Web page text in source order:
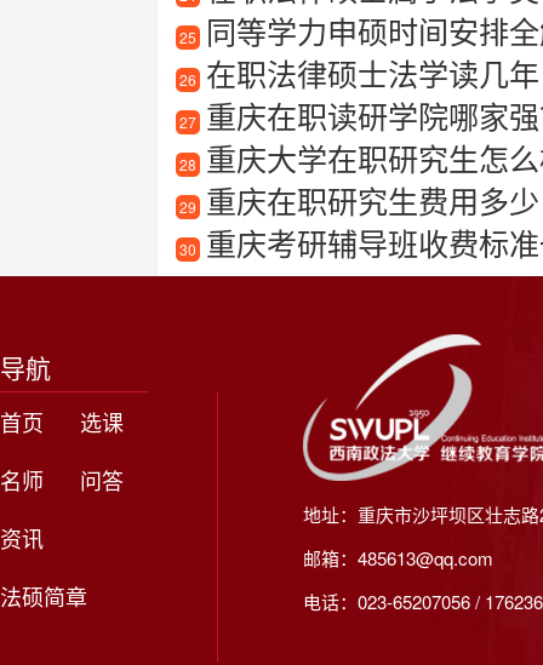
25 同等学力申硕时间安排全
26 在职法律硕士法学读几年
27 重庆在职读研学院哪家
28 重庆大学在职研究生怎
29 重庆在职研究生费用多少
30 重庆考研辅导班收费标
导航
首页
选课
名师
问答
资讯
法硕简章
地址：重庆市沙坪坝区壮志
邮箱：485613@qq.com
电话：023-65207056 /